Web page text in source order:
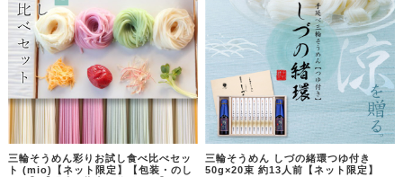
三輪そうめん彩りお試し食べ比べセッ
ト (mio)【ネット限定】【包装・のし
三輪そうめん しづの緒環つゆ付き
50g×20束 約13人前【ネット限定】